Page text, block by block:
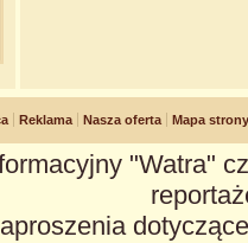
Reklama Nasza oferta Mapa strony
"Watra"